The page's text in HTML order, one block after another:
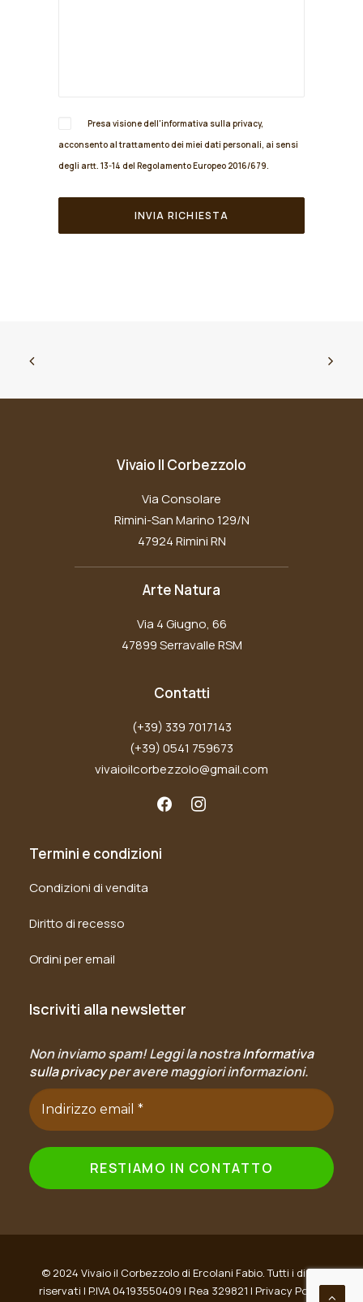
Presa visione dell'informativa sulla privacy,
acconsento al trattamento dei miei dati personali, ai sensi
degli artt. 13-14 del Regolamento Europeo 2016/679.
Vivaio Il Corbezzolo
Via Consolare
Rimini-San Marino 129/N
47924 Rimini RN
Arte Natura
Via 4 Giugno, 66
47899 Serravalle RSM
Contatti
(+39) 339 7017143
(+39) 0541 759673
vivaioilcorbezzolo@gmail.com
Termini e condizioni
Condizioni di vendita
Diritto di recesso
Ordini per email
Iscriviti alla newsletter
Non inviamo spam! Leggi la nostraInformativa
sulla privacyper avere maggiori informazioni.
© 2024 Vivaio il Corbezzolo di Ercolani Fabio. Tutti i diritti
riservati | P.IVA 04193550409 | Rea 329821 | Privacy Policy